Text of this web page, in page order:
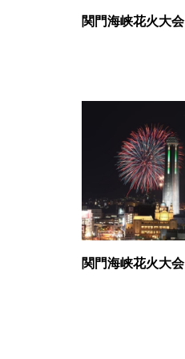
関門海峡花火大会
関門海峡花火大会